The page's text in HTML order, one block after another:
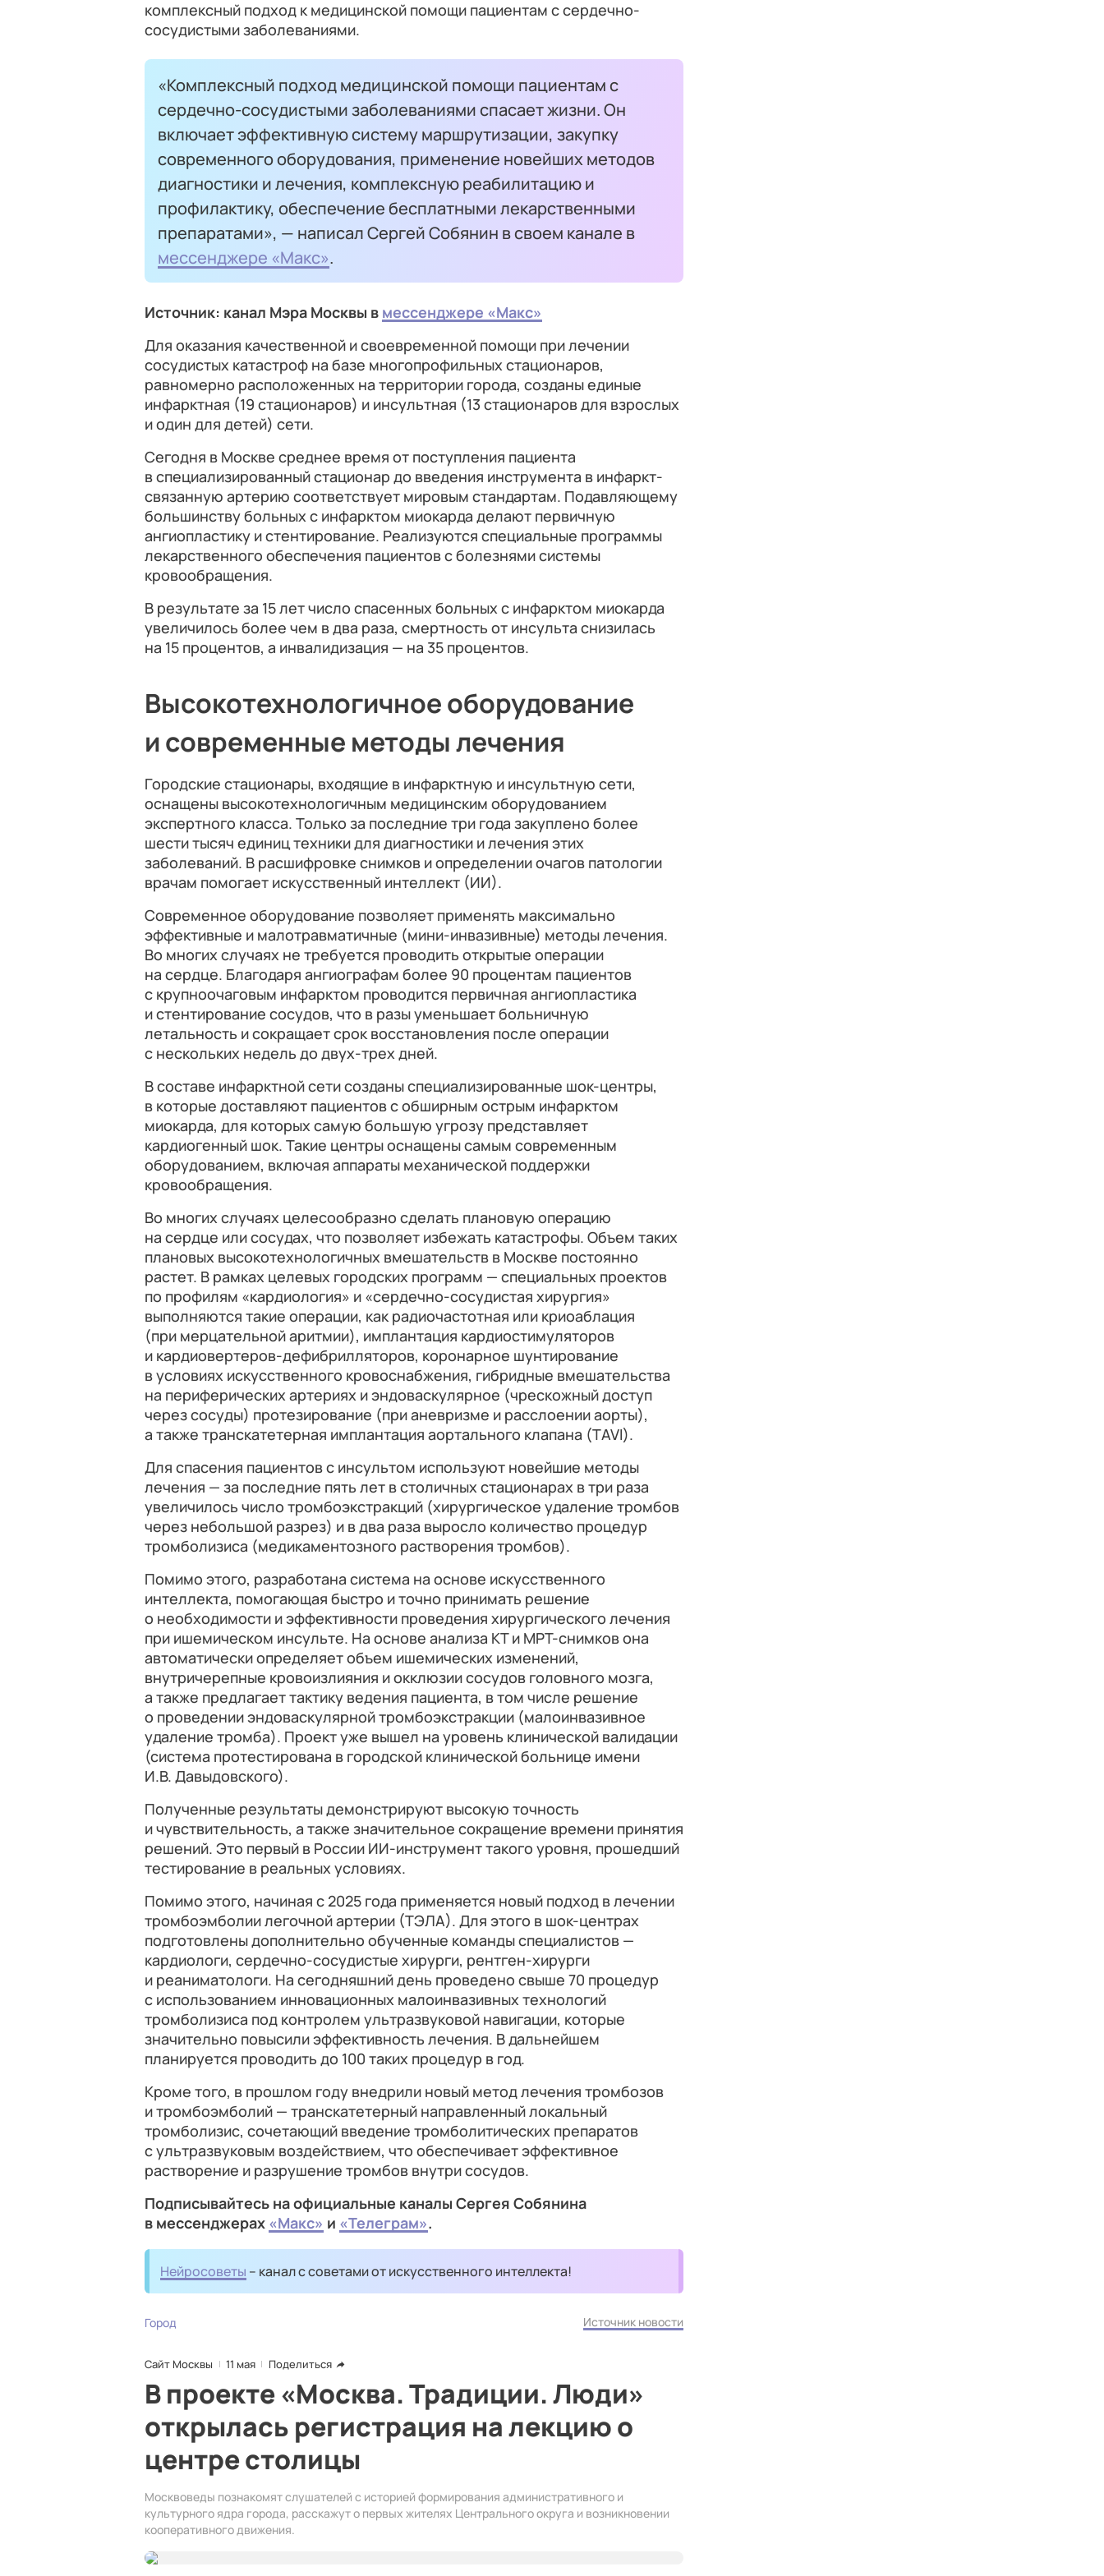
комплексный подход к медицинской помощи пациентам с сердечно-
сосудистыми заболеваниями.
«Комплексный подход медицинской помощи пациентам с
сердечно-сосудистыми заболеваниями спасает жизни. Он
включает эффективную систему маршрутизации, закупку
современного оборудования, применение новейших методов
диагностики и лечения, комплексную реабилитацию и
профилактику, обеспечение бесплатными лекарственными
препаратами», — написал Сергей Собянин в своем канале в
мессенджере «Макс».
Источник: канал Мэра Москвы в мессенджере «Макс»
Для оказания качественной и своевременной помощи при лечении
сосудистых катастроф на базе многопрофильных стационаров,
равномерно расположенных на территории города, созданы единые
инфарктная (19 стационаров) и инсультная (13 стационаров для взрослых
и один для детей) сети.
Сегодня в Москве среднее время от поступления пациента
в специализированный стационар до введения инструмента в инфаркт-
связанную артерию соответствует мировым стандартам. Подавляющему
большинству больных с инфарктом миокарда делают первичную
ангиопластику и стентирование. Реализуются специальные программы
лекарственного обеспечения пациентов с болезнями системы
кровообращения.
В результате за 15 лет число спасенных больных с инфарктом миокарда
увеличилось более чем в два раза, смертность от инсульта снизилась
на 15 процентов, а инвалидизация — на 35 процентов.
Высокотехнологичное оборудование
и современные методы лечения
Городские стационары, входящие в инфарктную и инсультную сети,
оснащены высокотехнологичным медицинским оборудованием
экспертного класса. Только за последние три года закуплено более
шести тысяч единиц техники для диагностики и лечения этих
заболеваний. В расшифровке снимков и определении очагов патологии
врачам помогает искусственный интеллект (ИИ).
Современное оборудование позволяет применять максимально
эффективные и малотравматичные (мини-инвазивные) методы лечения.
Во многих случаях не требуется проводить открытые операции
на сердце. Благодаря ангиографам более 90 процентам пациентов
с крупноочаговым инфарктом проводится первичная ангиопластика
и стентирование сосудов, что в разы уменьшает больничную
летальность и сокращает срок восстановления после операции
с нескольких недель до двух-трех дней.
В составе инфарктной сети созданы специализированные шок-центры,
в которые доставляют пациентов с обширным острым инфарктом
миокарда, для которых самую большую угрозу представляет
кардиогенный шок. Такие центры оснащены самым современным
оборудованием, включая аппараты механической поддержки
кровообращения.
Во многих случаях целесообразно сделать плановую операцию
на сердце или сосудах, что позволяет избежать катастрофы. Объем таких
плановых высокотехнологичных вмешательств в Москве постоянно
растет. В рамках целевых городских программ — специальных проектов
по профилям «кардиология» и «сердечно-сосудистая хирургия»
выполняются такие операции, как радиочастотная или криоаблация
(при мерцательной аритмии), имплантация кардиостимуляторов
и кардиовертеров-дефибрилляторов, коронарное шунтирование
в условиях искусственного кровоснабжения, гибридные вмешательства
на периферических артериях и эндоваскулярное (чрескожный доступ
через сосуды) протезирование (при аневризме и расслоении аорты),
а также транскатетерная имплантация аортального клапана (TAVI).
Для спасения пациентов с инсультом используют новейшие методы
лечения — за последние пять лет в столичных стационарах в три раза
увеличилось число тромбоэкстракций (хирургическое удаление тромбов
через небольшой разрез) и в два раза выросло количество процедур
тромболизиса (медикаментозного растворения тромбов).
Помимо этого, разработана система на основе искусственного
интеллекта, помогающая быстро и точно принимать решение
о необходимости и эффективности проведения хирургического лечения
при ишемическом инсульте. На основе анализа КТ и МРТ-снимков она
автоматически определяет объем ишемических изменений,
внутричерепные кровоизлияния и окклюзии сосудов головного мозга,
а также предлагает тактику ведения пациента, в том числе решение
о проведении эндоваскулярной тромбоэкстракции (малоинвазивное
удаление тромба). Проект уже вышел на уровень клинической валидации
(система протестирована в городской клинической больнице имени
И.В. Давыдовского).
Полученные результаты демонстрируют высокую точность
и чувствительность, а также значительное сокращение времени принятия
решений. Это первый в России ИИ-инструмент такого уровня, прошедший
тестирование в реальных условиях.
Помимо этого, начиная с 2025 года применяется новый подход в лечении
тромбоэмболии легочной артерии (ТЭЛА). Для этого в шок-центрах
подготовлены дополнительно обученные команды специалистов —
кардиологи, сердечно-сосудистые хирурги, рентген-хирурги
и реаниматологи. На сегодняшний день проведено свыше 70 процедур
с использованием инновационных малоинвазивных технологий
тромболизиса под контролем ультразвуковой навигации, которые
значительно повысили эффективность лечения. В дальнейшем
планируется проводить до 100 таких процедур в год.
Кроме того, в прошлом году внедрили новый метод лечения тромбозов
и тромбоэмболий — транскатетерный направленный локальный
тромболизис, сочетающий введение тромболитических препаратов
с ультразвуковым воздействием, что обеспечивает эффективное
растворение и разрушение тромбов внутри сосудов.
Подписывайтесь на официальные каналы Сергея Собянина
в мессенджерах «Макс» и «Телеграм».
Нейросоветы – канал с советами от искусственного интеллекта!
Город Источник новости
Сайт Москвы 11 мая Поделиться
В проекте «Москва. Традиции. Люди»
открылась регистрация на лекцию о
центре столицы
Москвоведы познакомят слушателей с историей формирования административного и
культурного ядра города, расскажут о первых жителях Центрального округа и возникновении
кооперативного движения.